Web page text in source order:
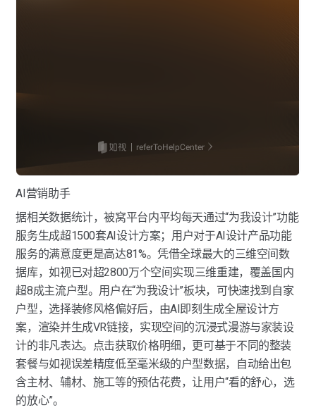
AI营销助手
据相关数据统计，被窝平台内平均每天通过“为我设计”功能
服务生成超1500套AI设计方案；用户对于AI设计产品功能
服务的满意度更是高达81%。凭借全球最大的三维空间数
据库，如视已对超2800万个空间实现三维重建，覆盖国内
超8成主流户型。用户在“为我设计”板块，可快速找到自家
户型，选择装修风格偏好后，由AI即刻生成全屋设计方
案，渲染并生成VR链接，实现空间的沉浸式漫游与家装设
计的非凡表达。点击获取价格明细，更可基于不同的整装
套餐与如视误差精度低至毫米级的户型数据，自动给出包
含主材、辅材、施工等的预估花费，让用户“看的舒心，选
的放心”。